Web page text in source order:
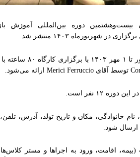
دوره بین‌المللی آموزش
این دوره بین‌المللی از ۱۲
۱۲ نفر است.
نام خانوادگی، مکان و تاریخ تولد، آدرس،
با احتساب (بیمه، اقامت، ورود به اجراها و مستر